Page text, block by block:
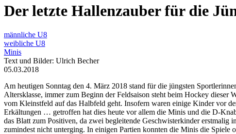
Der letzte Hallenzauber für die
männliche U8
weibliche U8
Minis
Text und Bilder: Ulrich Becher
05.03.2018
Am heutigen Sonntag den 4. März 2018 stand für die jüngsten
Altersklasse, immer zum Beginn der Feldsaison steht beim Hockey dieser
vom Kleinstfeld auf das Halbfeld geht. Insofern waren einige Kinder vor
Erkältungen … getroffen hat dies heute vor allem die Minis und die D-
das Blatt zum Positiven, da zwei begleitende Geschwisterkinder erstmalig
zumindest nicht unterging. In einigen Partien konnten die Minis die Spiele